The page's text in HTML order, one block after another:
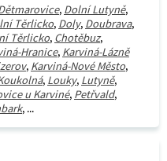
, Dolní Lutyně,
Těrlicko, Doly, Doubrava,
Těrlicko, Chotěbuz,
Hranice, Karviná-Lázně
, Karviná-Nové Město,
, Louky, Lutyně,
u Karviné, Petřvald,
, ...